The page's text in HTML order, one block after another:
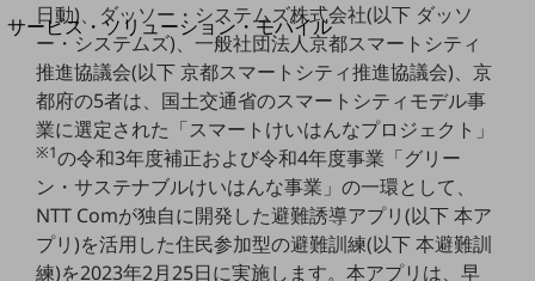
サービス・ソリューション・モバイル
サービス・ソリューションTOP
DXに関する課題を解決する
サービス・ソリューションをご紹介
カテゴリーで探す
カテゴリーで探すTOP
ネットワーク・モバイル
クラウド・データセンター
日動)、ダッソー・システムズ株式会社(以下 ダッソ
ー・システムズ)、一般社団法人京都スマートシティ
推進協議会(以下 京都スマートシティ推進協議会)、京
都府の5者は、国土交通省のスマートシティモデル事
業に選定された「スマートけいはんなプロジェクト」
※1の令和3年度補正および令和4年度事業「グリー
ン・サステナブルけいはんな事業」の一環として、
NTT Comが独自に開発した避難誘導アプリ(以下 本ア
プリ)を活用した住民参加型の避難訓練(以下 本避難訓
練)を2023年2月25日に実施します。本アプリは、早